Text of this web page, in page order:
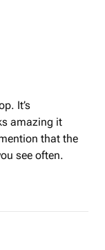
It’s
amazing it
that the
see often.